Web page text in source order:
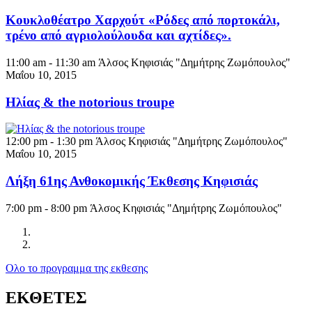
Κουκλοθέατρο Χαρχούτ «Ρόδες από πορτοκάλι,
τρένο από αγριολούλουδα και αχτίδες».
11:00 am - 11:30 am Άλσος Κηφισιάς "Δημήτρης Ζωμόπουλος"
Μαΐου 10, 2015
Ηλίας & the notorious troupe
12:00 pm - 1:30 pm Άλσος Κηφισιάς "Δημήτρης Ζωμόπουλος"
Μαΐου 10, 2015
Λήξη 61ης Ανθοκομικής Έκθεσης Κηφισιάς
7:00 pm - 8:00 pm Άλσος Κηφισιάς "Δημήτρης Ζωμόπουλος"
Ολο το προγραμμα της εκθεσης
ΕΚΘΕΤΕΣ